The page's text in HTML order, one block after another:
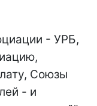
- УРБ,
Союзы
- и